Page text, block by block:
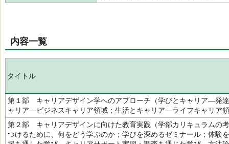
内容一覧
タイトル
第１部 キャリアデザイン学へのアプローチ（学びとキャリア―発
ャリア―ビジネスキャリア領域；生活とキャリア―ライフキャリア
第２部 キャリアデザインに向けた教育実践（学部カリキュラムの
つけるために、何をどう学ぶのか；学びを深めるゼミナール；体験